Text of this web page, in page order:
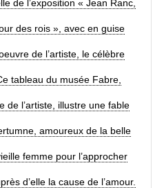
de l’exposition « Jean Ranc,
des rois », avec en guise
de l’artiste, le célèbre
tableau du musée Fabre,
de l’artiste, illustre une fable
amoureux de la belle
femme pour l’approcher
d’elle la cause de l’amour.